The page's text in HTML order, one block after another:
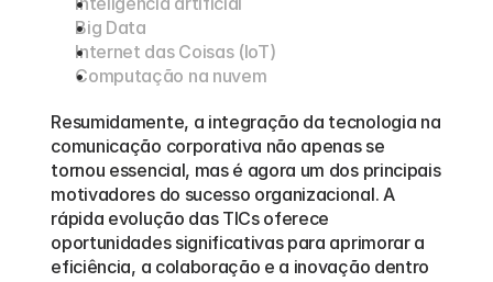
Big Data
Internet das Coisas (IoT)
Computação na nuvem
Resumidamente, a integração da tecnologia na
comunicação corporativa não apenas se
tornou essencial, mas é agora um dos principais
motivadores do sucesso organizacional. A
rápida evolução das TICs oferece
oportunidades significativas para aprimorar a
eficiência, a colaboração e a inovação dentro